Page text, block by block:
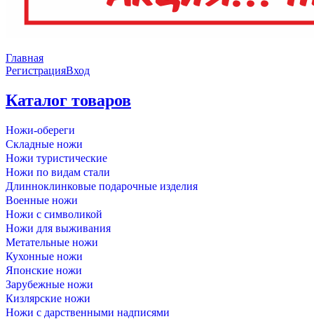
Главная
РегистрацияВход
Каталог товаров
Ножи-обереги
Складные ножи
Ножи туристические
Ножи по видам стали
Длинноклинковые подарочные изделия
Военные ножи
Ножи с символикой
Ножи для выживания
Метательные ножи
Кухонные ножи
Японские ножи
Зарубежные ножи
Кизлярские ножи
Ножи с дарственными надписями